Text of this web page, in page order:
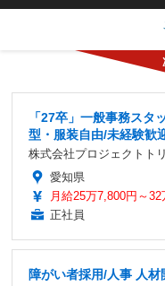
「27卒」一般事務スタ
型・服装自由/未経験歓
株式会社プロジェクトト
愛知県
月給25万7,800円～32
正社員
障がい者採用/人事 人材